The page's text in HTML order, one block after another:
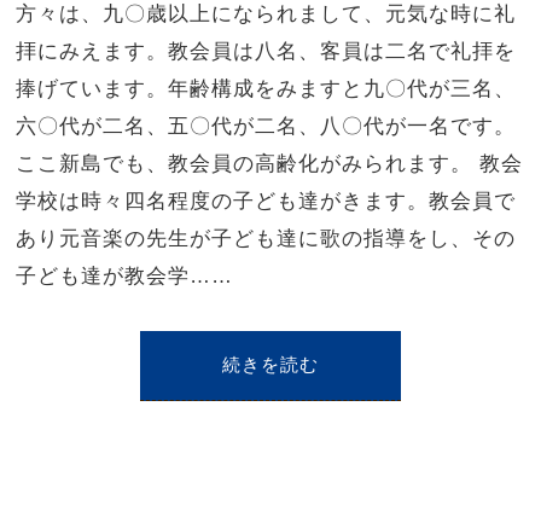
方々は、九〇歳以上になられまして、元気な時に礼
拝にみえます。教会員は八名、客員は二名で礼拝を
捧げています。年齢構成をみますと九〇代が三名、
六〇代が二名、五〇代が二名、八〇代が一名です。
ここ新島でも、教会員の高齢化がみられます。 教会
学校は時々四名程度の子ども達がきます。教会員で
あり元音楽の先生が子ども達に歌の指導をし、その
子ども達が教会学……
続きを読む